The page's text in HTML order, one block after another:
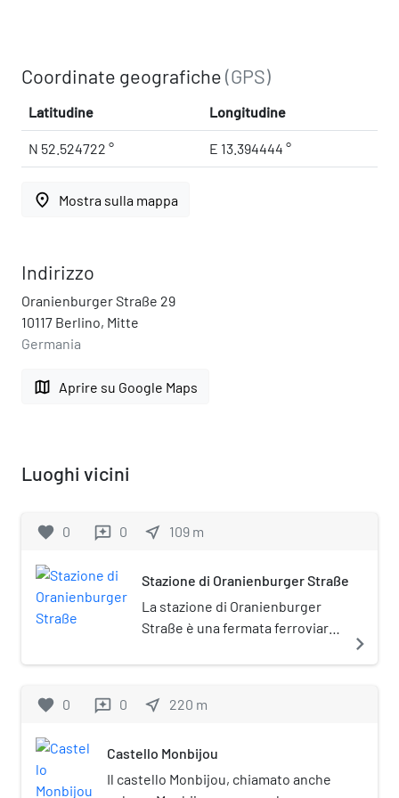
Coordinate geografiche(GPS)
Latitudine Longitudine
N 52.524722 ° E 13.394444 °
place Mostra sulla mappa
Indirizzo
Oranienburger Straße 29
10117 Berlino, Mitte
Germania
map Aprire su Google Maps
Luoghi vicini
favorite 0 reviews 0 near_me 109 m
Stazione di Oranienburger Straße
La stazione di Oranienburger
Straße è una fermata ferroviaria
esclusivamente dai treni della
sotterranea, posta lungo il
navigate_next
favorite 0 reviews 0 near_me 220 m
Castello Monbijou
Il castello Monbijou, chiamato anche